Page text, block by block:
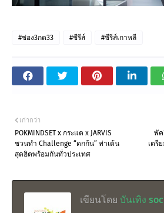
#ช่อง3กด33 #ซีรีส์ #ซีรีส์เกาหลี
พัค
เตรี
เก่ากว่า
POKMINDSET x กระแต x JARVIS
ชวนทำ Challenge “ดกก้น” ท่าเต้น
สุดฮิตพร้อมกันทั่วประเทศ
เขียนโดย บันเทิง